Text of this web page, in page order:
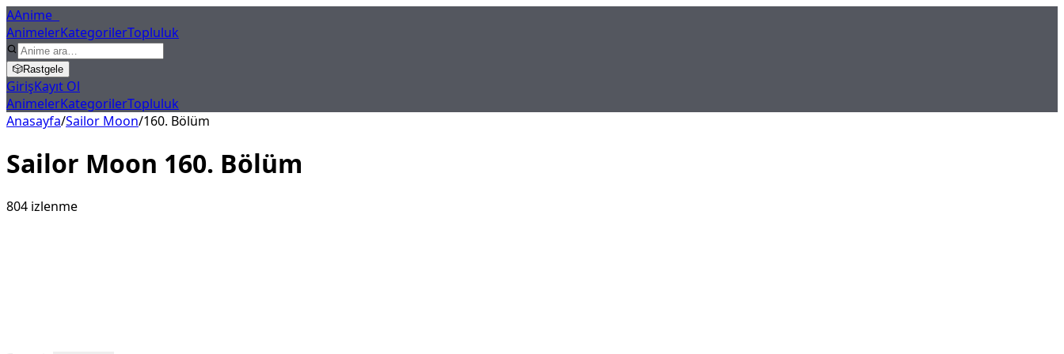
AAnime
AnimelerKategorilerTopluluk
🎲Rastgele
GirişKayıt Ol
AnimelerKategorilerTopluluk
Anasayfa/Sailor Moon/160. Bölüm
Sailor Moon 160. Bölüm
804 izlenme